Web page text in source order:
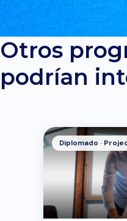
Otros
podrían
Diplomado ·